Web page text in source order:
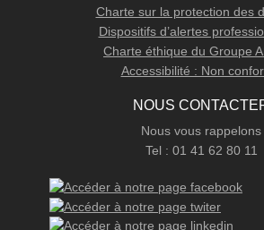
Charte sur la protection des
Dispositifs d’alertes
Charte éthique du Groupe
Accessibilité : Non
NOUS
Nous vous rappelons
Tel : 01 41 62 80 11